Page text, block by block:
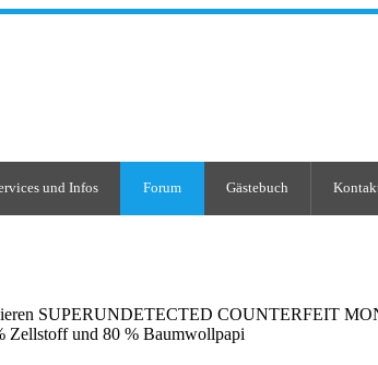
und Infos Forum Gästebuch
SUPERUNDETECTED COUNTERFEIT
Zellstoff und 80 % Baumwollpapi